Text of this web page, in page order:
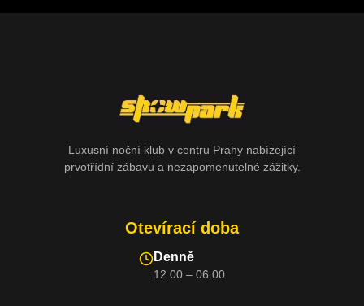
Luxusní noční klub v centru Prahy nabízející
prvotřídní zábavu a nezapomenutelné zážitky.
Otevírací doba
Denně
12:00 – 06:00